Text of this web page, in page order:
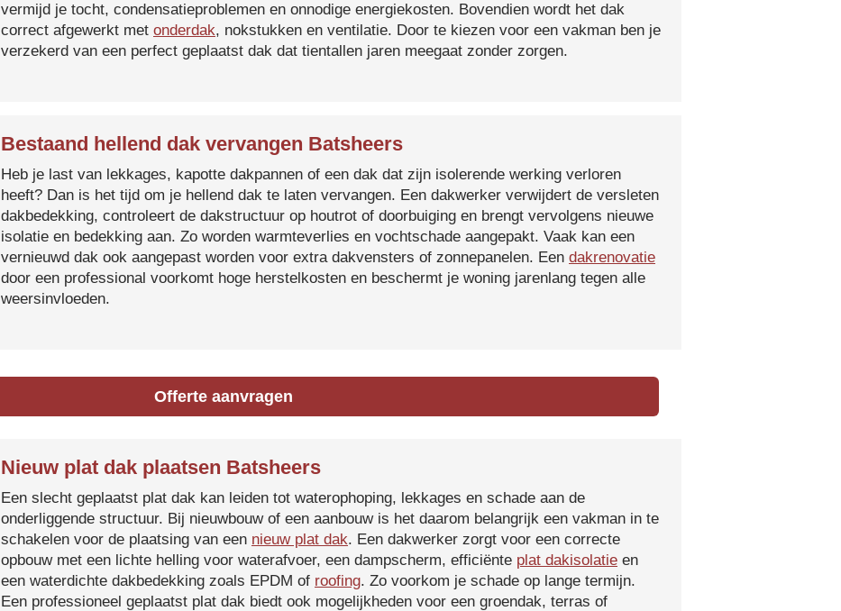
vermijd je tocht, condensatieproblemen en onnodige energiekosten. Bovendien wordt het dak
correct afgewerkt met onderdak, nokstukken en ventilatie. Door te kiezen voor een vakman ben je
verzekerd van een perfect geplaatst dak dat tientallen jaren meegaat zonder zorgen.
Bestaand hellend dak vervangen Batsheers
Heb je last van lekkages, kapotte dakpannen of een dak dat zijn isolerende werking verloren
heeft? Dan is het tijd om je hellend dak te laten vervangen. Een dakwerker verwijdert de versleten
dakbedekking, controleert de dakstructuur op houtrot of doorbuiging en brengt vervolgens nieuwe
isolatie en bedekking aan. Zo worden warmteverlies en vochtschade aangepakt. Vaak kan een
vernieuwd dak ook aangepast worden voor extra dakvensters of zonnepanelen. Een dakrenovatie
door een professional voorkomt hoge herstelkosten en beschermt je woning jarenlang tegen alle
weersinvloeden.
Offerte aanvragen
Nieuw plat dak plaatsen Batsheers
Een slecht geplaatst plat dak kan leiden tot waterophoping, lekkages en schade aan de
onderliggende structuur. Bij nieuwbouw of een aanbouw is het daarom belangrijk een vakman in te
schakelen voor de plaatsing van een nieuw plat dak. Een dakwerker zorgt voor een correcte
opbouw met een lichte helling voor waterafvoer, een dampscherm, efficiënte plat dakisolatie en
een waterdichte dakbedekking zoals EPDM of roofing. Zo voorkom je schade op lange termijn.
Een professioneel geplaatst plat dak biedt ook mogelijkheden voor een groendak, terras of